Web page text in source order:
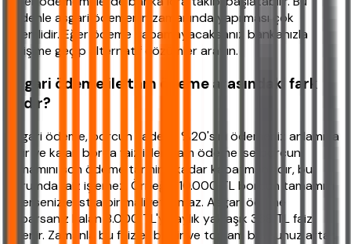
nedenle asgari ödemenin zamanında yapılması çok
önemlidir. Eğer ödeme yapamayacaksanız bankanızla
iletişime geçip alternatif çözümler arayın.
Asgari ödeme ile tam ödeme arasındaki fark
nedir?
Asgari ödeme, borcun sadece %20'sini ödemeniz anlamına
gelir ve kalan borca faiz işler. Tam ödeme ise borcun
tamamını son ödeme tarihine kadar kapatmanızdır, bu
durumda faiz işlemez. Örneğin 10.000 TL borcun tamamını
öderseniz ekstra bir maliyet olmaz. Asgari ödeme
yaparsanız kalan 8.000 TL'ye aylık yaklaşık 368 TL faiz
eklenir. Zamanla bu faizler birikir ve toplam borcunuz artar.